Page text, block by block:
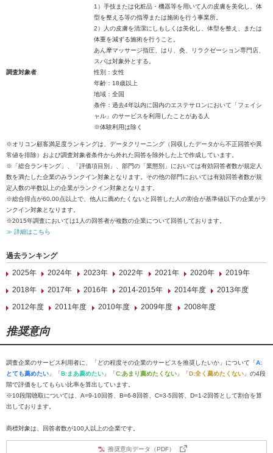
1）手技または化粧品・機器等を用いて人の皮膚を美化し、体
型を整える等の指導または施術を行う事業所。
2）人の皮膚を清潔にしもしくは美化し、体型を整え、または
体重を減ずる施術を行うこと。
あん摩マッサージ指圧、はり、灸、リラクゼーション専門店、
スパは対象外とする。
調査対象者
性別：女性
年齢：18歳以上
地域：全国
条件：過去4年以内に国内のエステサロンにおいて「フェイシ
ャル」のサービスを利用したことがある人
※体験利用は除く
※オリコン顧客満足度ランキングは、データクリーニング（回収したデータから不正回答や異
常値を排除）および調査対象者条件から外れた回答を除外した上で作成しています。
※「総合ランキング」、「評価項目別」、部門の「業態別」においては有効回答者数が規定人
数を満たした企業のみランクイン対象となります。その他の部門においては有効回答者数が規
定人数の半数以上の企業がランクイン対象となります。
※総合得点が60.00点以上で、他人に薦めたくないと回答した人の割合が基準値以下の企業がラ
ンクイン対象となります。
※2015年調査においては1人の回答者が複数の企業について回答しております。
≫ 詳細はこちら
過去ランキング
2025年
2024年 2023年 2022年 2021年 2020年
2019年
2018年
2017年 2016年 2014-2015年 2014年度
2013年度
2012年度
2011年度 2010年度 2009年度 2008年度
推奨意向
調査企業のサービス利用者に、「どの程度その企業のサービスを推奨したいか」について「A:
とても薦めたい 」「B:まあ薦めたい 」「C:あまり薦めたくない 」「D:全く薦めたくない 」の4段
階で評価をしてもらい比率を算出しています。
※10段階聴取については、A=9-10回答、B=6-8回答、C=3-5回答、D=1-2回答として割合を算
出しております。
商標対象は、回答者数が100人以上の企業です。
推奨意向データ（PDF）